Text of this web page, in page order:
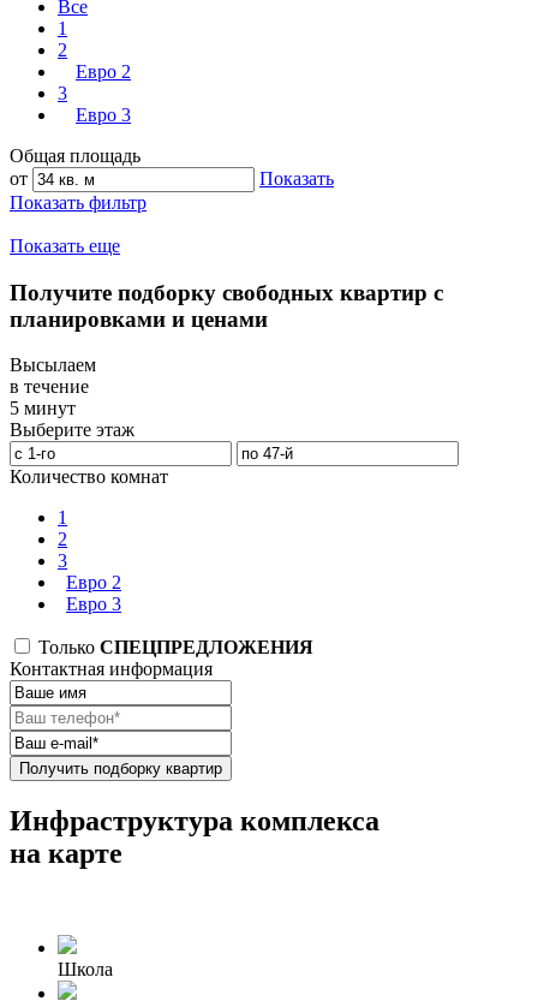
Все
1
2
Евро 2
3
Евро 3
Общая площадь
от
Показать
Показать фильтр
Показать еще
Получите подборку свободных квартир с
планировками и ценами
Высылаем
в течение
5 минут
Выберите этаж
Количество комнат
1
2
3
Евро 2
Евро 3
Только СПЕЦПРЕДЛОЖЕНИЯ
Контактная информация
Получить подборку квартир
Инфраструктура комплекса
на карте
Школа